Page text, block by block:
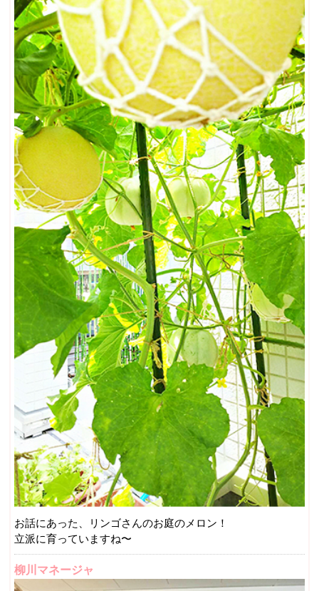
お話にあった、リンゴさんのお庭のメロン！
立派に育っていますね〜
柳川マネージャ